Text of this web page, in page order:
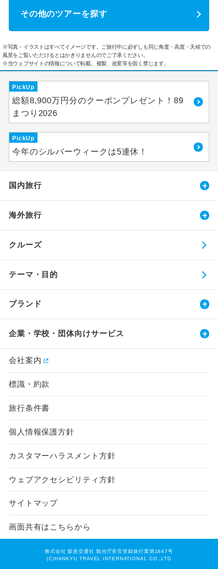
その他のツアーを探す
※写真・イラストはすべてイメージです。ご旅行中に必ずしも同じ角度・高度・天候での
風景をご覧いただけるとはかぎりませんのでご了承ください。
※当ウェブサイトの情報について転載、複製、改変等を固く禁じます。
PickUp
総額8,900万円分のクーポンプレゼント！89
まつり2026
PickUp
今年のシルバーウィークは5連休！
国内旅行
海外旅行
クルーズ
テーマ・目的
ブランド
企業・学校・団体向けサービス
会社案内
標識・約款
旅行条件書
個人情報保護方針
カスタマーハラスメント方針
ウェブアクセシビリティ方針
サイトマップ
画面共有はこちらから
株式会社 阪急交通社 観光庁長官登録旅行業第1847号
(C)HANKYU TRAVEL INTERNATIONAL CO.,LTD